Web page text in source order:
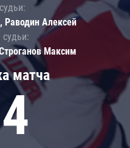
матча
Раводин Алексей
Максим